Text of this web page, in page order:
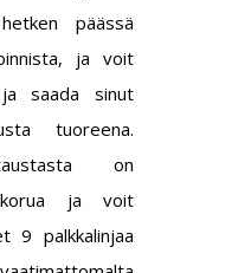
päässä
ja voit
saada sinut
tuoreena.
on
ja voit
9 palkkalinjaa